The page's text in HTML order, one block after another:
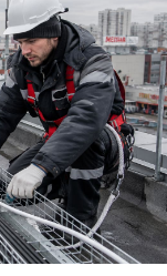
СЕЧЕНИЕ
НАЛИЧИЕ